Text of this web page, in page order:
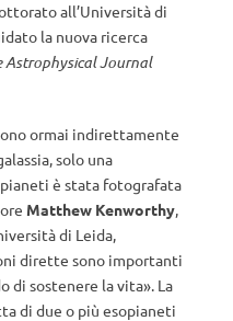
all’Università di
la nuova ricerca
Astrophysical Journal
ormai indirettamente
solo una
è stata fotografata
Matthew Kenworthy,
di Leida,
dirette sono importanti
di sostenere la vita». La
di due o più esopianeti